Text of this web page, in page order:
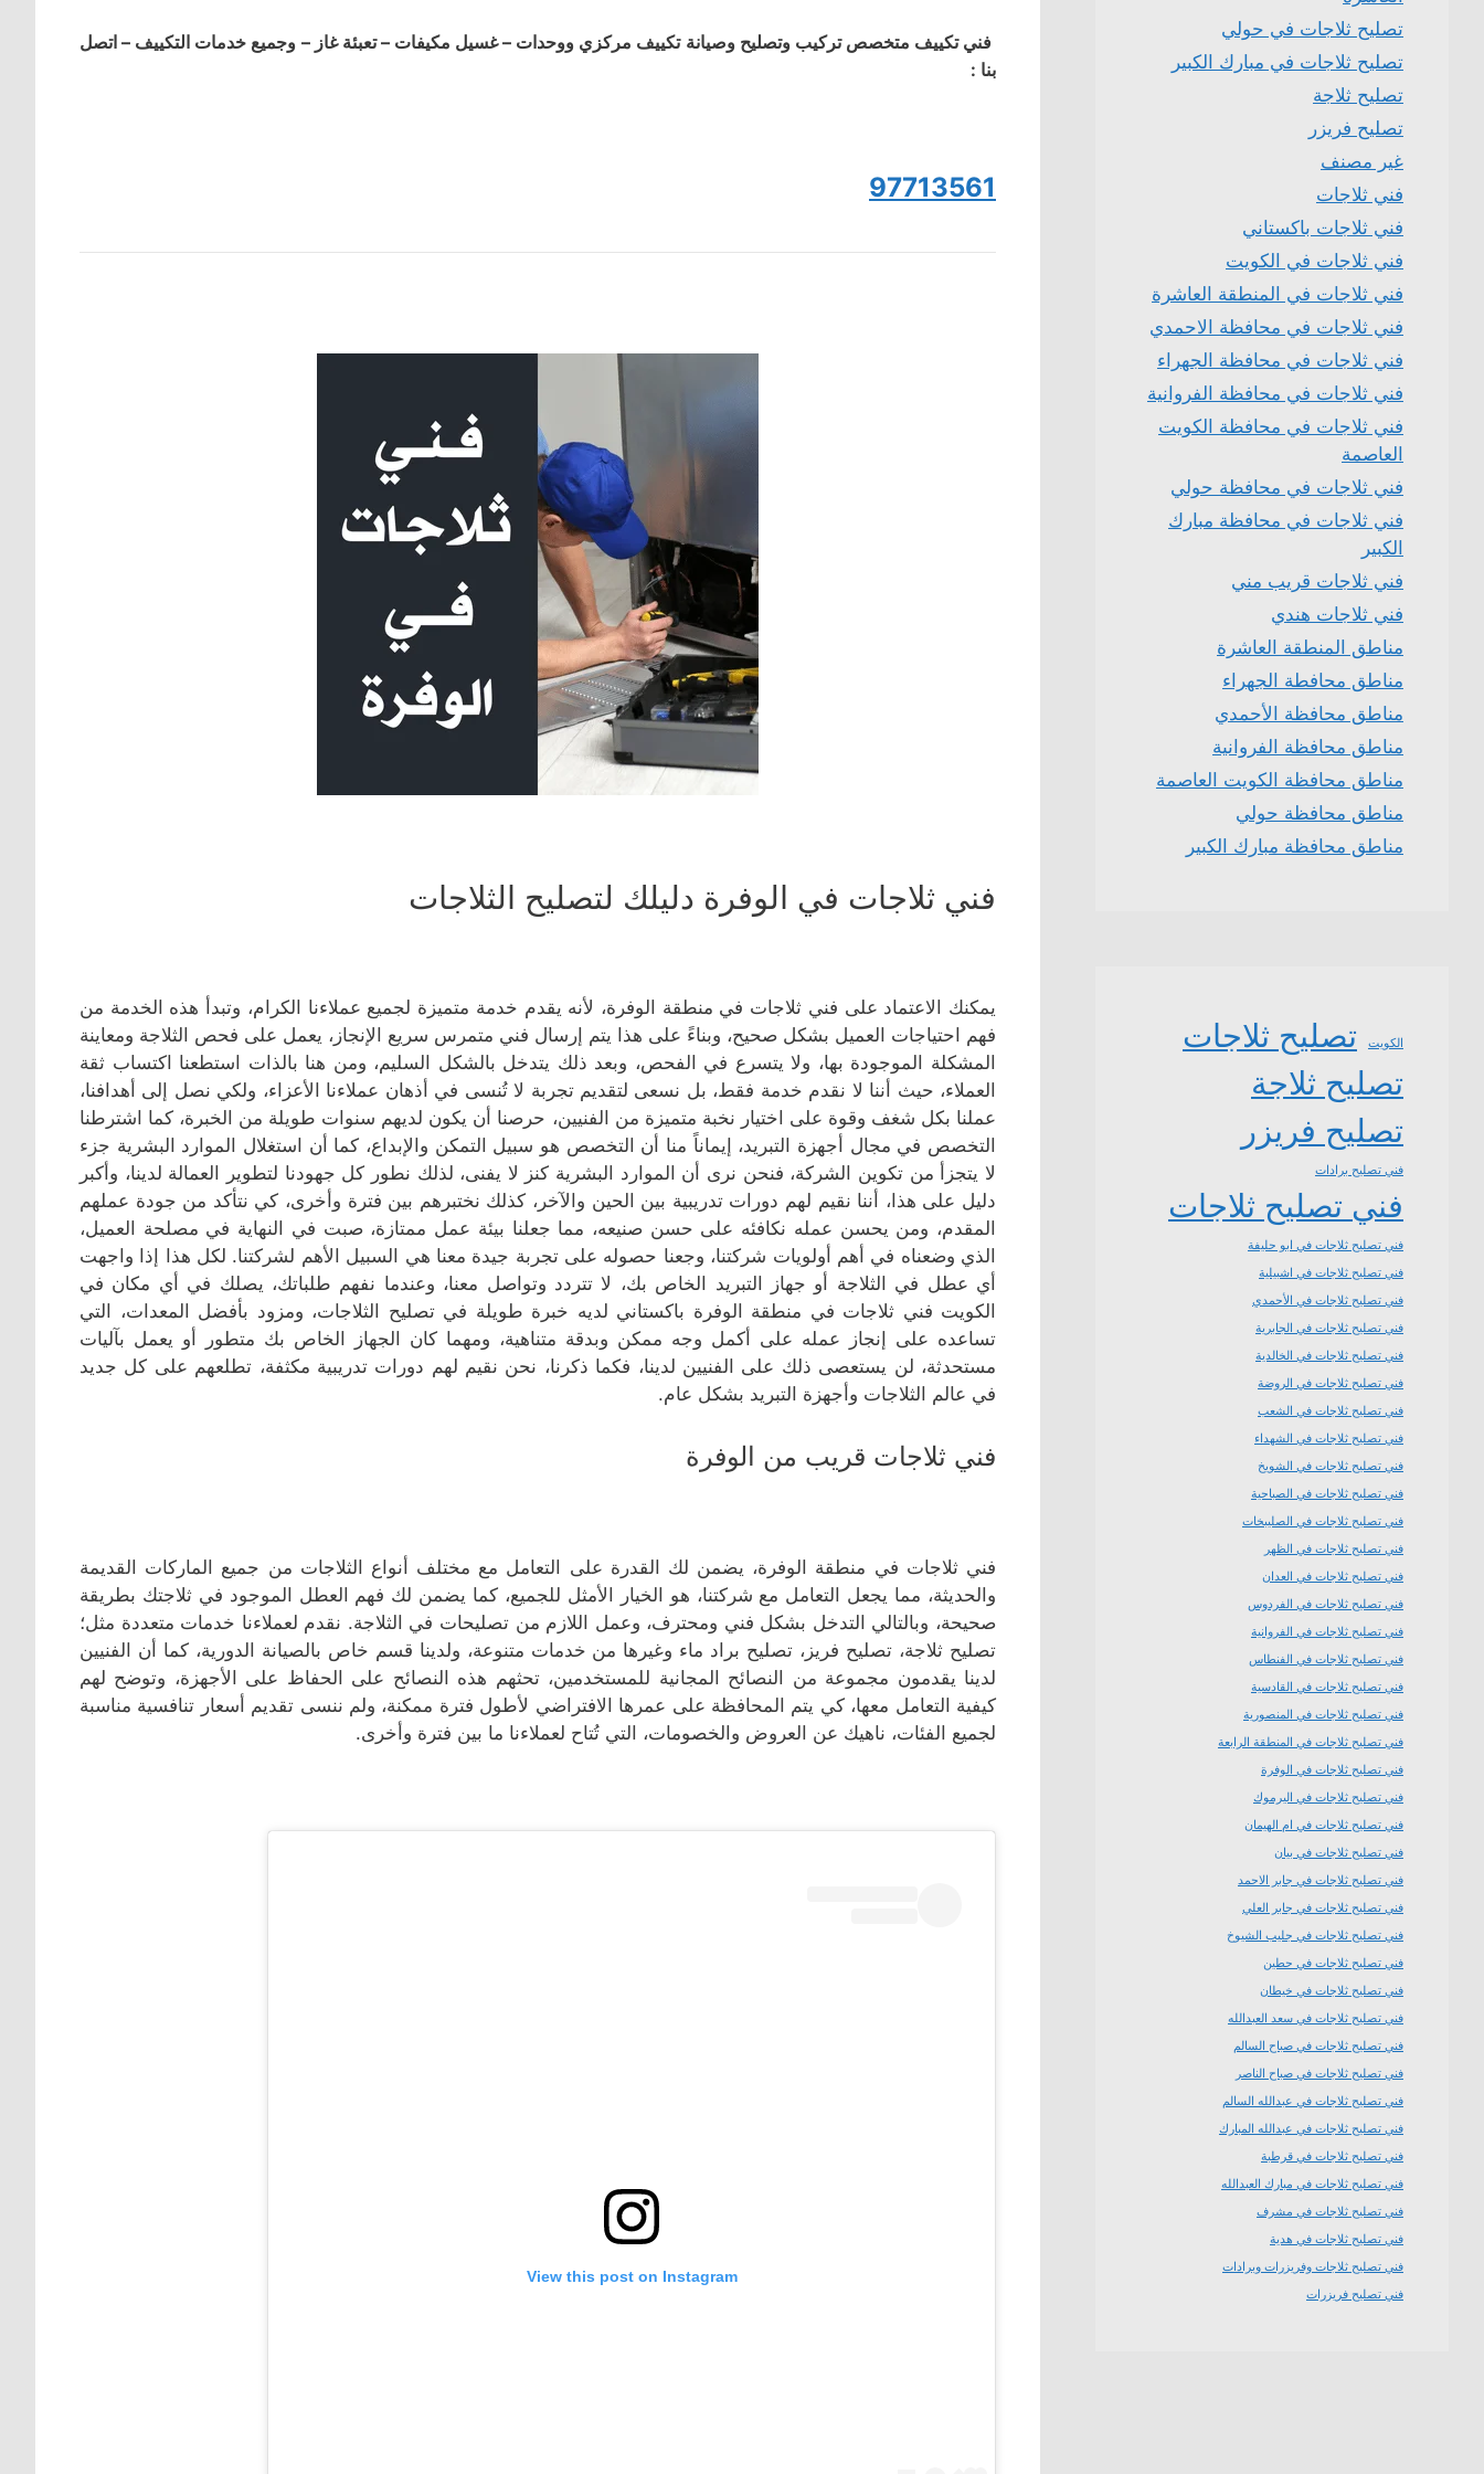
فني تكييف متخصص تركيب وتصليح وصيانة تكييف مركزي ووحدات – غسيل مكيفات – تعبئة غاز – وجميع خدمات التكييف – اتصل
بنا :
97713561
فني ثلاجات في الوفرة دليلك لتصليح الثلاجات
يمكنك الاعتماد على فني ثلاجات في منطقة الوفرة، لأنه يقدم خدمة متميزة لجميع عملاءنا الكرام، وتبدأ هذه الخدمة من
فهم احتياجات العميل بشكل صحيح، وبناءً على هذا يتم إرسال فني متمرس سريع الإنجاز، يعمل على فحص الثلاجة ومعاينة
المشكلة الموجودة بها، ولا يتسرع في الفحص، وبعد ذلك يتدخل بالشكل السليم، ومن هنا بالذات استطعنا اكتساب ثقة
العملاء، حيث أننا لا نقدم خدمة فقط، بل نسعى لتقديم تجربة لا تُنسى في أذهان عملاءنا الأعزاء، ولكي نصل إلى أهدافنا،
عملنا بكل شغف وقوة على اختيار نخبة متميزة من الفنيين، حرصنا أن يكون لديهم سنوات طويلة من الخبرة، كما اشترطنا
التخصص في مجال أجهزة التبريد، إيماناً منا أن التخصص هو سبيل التمكن والإبداع، كما أن استغلال الموارد البشرية جزء
لا يتجزأ من تكوين الشركة، فنحن نرى أن الموارد البشرية كنز لا يفنى، لذلك نطور كل جهودنا لتطوير العمالة لدينا، وأكبر
دليل على هذا، أننا نقيم لهم دورات تدريبية بين الحين والآخر، كذلك نختبرهم بين فترة وأخرى، كي نتأكد من جودة عملهم
المقدم، ومن يحسن عمله نكافئه على حسن صنيعه، مما جعلنا بيئة عمل ممتازة، صبت في النهاية في مصلحة العميل،
الذي وضعناه في أهم أولويات شركتنا، وجعنا حصوله على تجربة جيدة معنا هي السبيل الأهم لشركتنا. لكل هذا إذا واجهت
أي عطل في الثلاجة أو جهاز التبريد الخاص بك، لا تتردد وتواصل معنا، وعندما نفهم طلباتك، يصلك في أي مكان في
الكويت فني ثلاجات في منطقة الوفرة باكستاني لديه خبرة طويلة في تصليح الثلاجات، ومزود بأفضل المعدات، التي
تساعده على إنجاز عمله على أكمل وجه ممكن وبدقة متناهية، ومهما كان الجهاز الخاص بك متطور أو يعمل بآليات
مستحدثة، لن يستعصى ذلك على الفنيين لدينا، فكما ذكرنا، نحن نقيم لهم دورات تدريبية مكثفة، تطلعهم على كل جديد
في عالم الثلاجات وأجهزة التبريد بشكل عام.
فني ثلاجات قريب من الوفرة
فني ثلاجات في منطقة الوفرة، يضمن لك القدرة على التعامل مع مختلف أنواع الثلاجات من جميع الماركات القديمة
والحديثة، مما يجعل التعامل مع شركتنا، هو الخيار الأمثل للجميع، كما يضمن لك فهم العطل الموجود في ثلاجتك بطريقة
صحيحة، وبالتالي التدخل بشكل فني ومحترف، وعمل اللازم من تصليحات في الثلاجة. نقدم لعملاءنا خدمات متعددة مثل؛
تصليح ثلاجة، تصليح فريز، تصليح براد ماء وغيرها من خدمات متنوعة، ولدينا قسم خاص بالصيانة الدورية، كما أن الفنيين
لدينا يقدمون مجموعة من النصائح المجانية للمستخدمين، تحثهم هذه النصائح على الحفاظ على الأجهزة، وتوضح لهم
كيفية التعامل معها، كي يتم المحافظة على عمرها الافتراضي لأطول فترة ممكنة، ولم ننسى تقديم أسعار تنافسية مناسبة
لجميع الفئات، ناهيك عن العروض والخصومات، التي تُتاح لعملاءنا ما بين فترة وأخرى.
View this post on Instagram
تصليح ثلاجات في حولي
تصليح ثلاجات في مبارك الكبير
تصليح ثلاجة
تصليح فريزر
غير مصنف
فني ثلاجات
فني ثلاجات باكستاني
فني ثلاجات في الكويت
فني ثلاجات في المنطقة العاشرة
فني ثلاجات في محافظة الاحمدي
فني ثلاجات في محافظة الجهراء
فني ثلاجات في محافظة الفروانية
فني ثلاجات في محافظة الكويت
العاصمة
فني ثلاجات في محافظة حولي
فني ثلاجات في محافظة مبارك
الكبير
فني ثلاجات قريب مني
فني ثلاجات هندي
مناطق المنطقة العاشرة
مناطق محافطة الجهراء
مناطق محافظة الأحمدي
مناطق محافظة الفروانية
مناطق محافظة الكويت العاصمة
مناطق محافظة حولي
مناطق محافظة مبارك الكبير
الكويت
تصليح ثلاجات
تصليح ثلاجة
تصليح فريزر
فني تصليح برادات
فني تصليح ثلاجات
فني تصليح ثلاجات في ابو حليفة
فني تصليح ثلاجات في اشبيلية
فني تصليح ثلاجات في الأحمدي
فني تصليح ثلاجات في الجابرية
فني تصليح ثلاجات في الخالدية
فني تصليح ثلاجات في الروضة
فني تصليح ثلاجات في الشعب
فني تصليح ثلاجات في الشهداء
فني تصليح ثلاجات في الشويخ
فني تصليح ثلاجات في الصباحية
فني تصليح ثلاجات في الصليبخات
فني تصليح ثلاجات في الظهر
فني تصليح ثلاجات في العدان
فني تصليح ثلاجات في الفردوس
فني تصليح ثلاجات في الفروانية
فني تصليح ثلاجات في الفنطاس
فني تصليح ثلاجات في القادسية
فني تصليح ثلاجات في المنصورية
فني تصليح ثلاجات في المنطقة الرابعة
فني تصليح ثلاجات في الوفرة
فني تصليح ثلاجات في اليرموك
فني تصليح ثلاجات في ام الهيمان
فني تصليح ثلاجات في بيان
فني تصليح ثلاجات في جابر الاحمد
فني تصليح ثلاجات في جابر العلي
فني تصليح ثلاجات في جليب الشيوخ
فني تصليح ثلاجات في حطين
فني تصليح ثلاجات في خيطان
فني تصليح ثلاجات في سعد العبدالله
فني تصليح ثلاجات في صباح السالم
فني تصليح ثلاجات في صباح الناصر
فني تصليح ثلاجات في عبدالله السالم
فني تصليح ثلاجات في عبدالله المبارك
فني تصليح ثلاجات في قرطبة
فني تصليح ثلاجات في مبارك العبدالله
فني تصليح ثلاجات في مشرف
فني تصليح ثلاجات في هدية
فني تصليح ثلاجات وفريزرات وبرادات
فني تصليح فريزرات